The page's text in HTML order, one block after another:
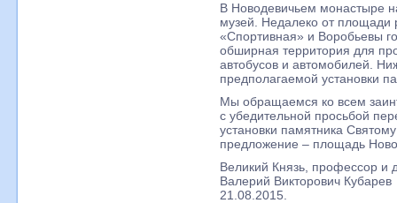
В Новодевичьем монастыре
музей. Недалеко от площади
«Спортивная» и Воробьевы
обширная территория для
автобусов и автомобилей.
предполагаемой установки
Мы обращаемся ко всем
с убедительной просьбой
установки памятника
предложение – площадь
Великий Князь, профессор и
Валерий Викторович Кубарев
21.08.2015.